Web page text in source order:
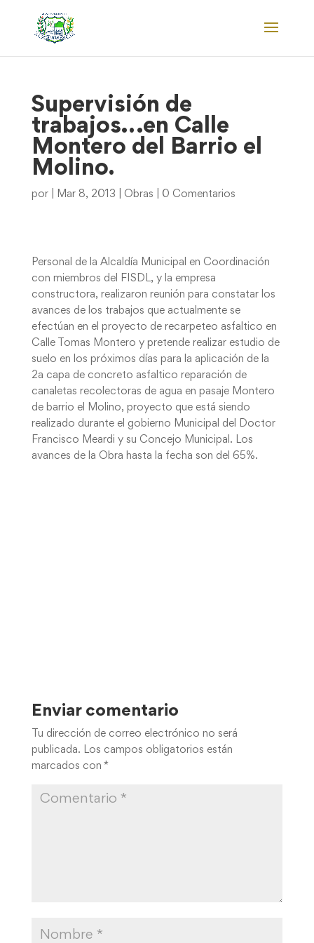
Supervisión de
trabajos…en Calle
Montero del Barrio el
Molino.
por Mar 8, 2013 Obras 0 Comentarios
Personal de la Alcaldía Municipal en Coordinación
con miembros del FISDL, y la empresa
constructora, realizaron reunión para constatar los
avances de los trabajos que actualmente se
efectúan en el proyecto de recarpeteo asfaltico en
Calle Tomas Montero y pretende realizar estudio de
suelo en los próximos días para la aplicación de la
2a capa de concreto asfaltico reparación de
canaletas recolectoras de agua en pasaje Montero
de barrio el Molino, proyecto que está siendo
realizado durante el gobierno Municipal del Doctor
Francisco Meardi y su Concejo Municipal. Los
avances de la Obra hasta la fecha son del 65%.
Enviar comentario
Tu dirección de correo electrónico no será
publicada. Los campos obligatorios están
marcados con *